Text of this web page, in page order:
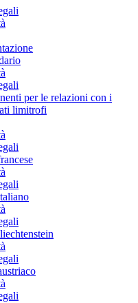
per le relazioni con i
limitrofi